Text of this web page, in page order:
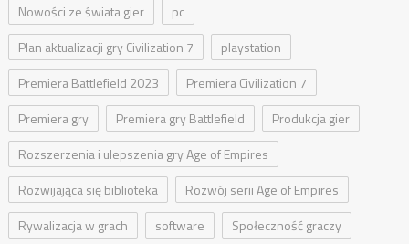
Nowości ze świata gier
pc
Plan aktualizacji gry Civilization 7
playstation
Premiera Battlefield 2023
Premiera Civilization 7
Premiera gry
Premiera gry Battlefield
Produkcja gier
Rozszerzenia i ulepszenia gry Age of Empires
Rozwijająca się biblioteka
Rozwój serii Age of Empires
Rywalizacja w grach
software Społeczność graczy